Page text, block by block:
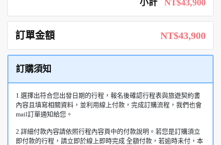
小計 NT$43,900
訂單金額 NT$43,900
訂購須知
1.選擇出符合您出發日期的行程，報名後確認行程表與旅遊契約書
內容且填寫相關資料，並利用線上付款，完成訂購流程，我們也會
mail訂單通知給您。
2.詳細付款內容請依照行程內容頁中的付款說明。若您是訂購須立
即付款的行程，請立即於線上即時完成 全額付款，若逾時未付，本